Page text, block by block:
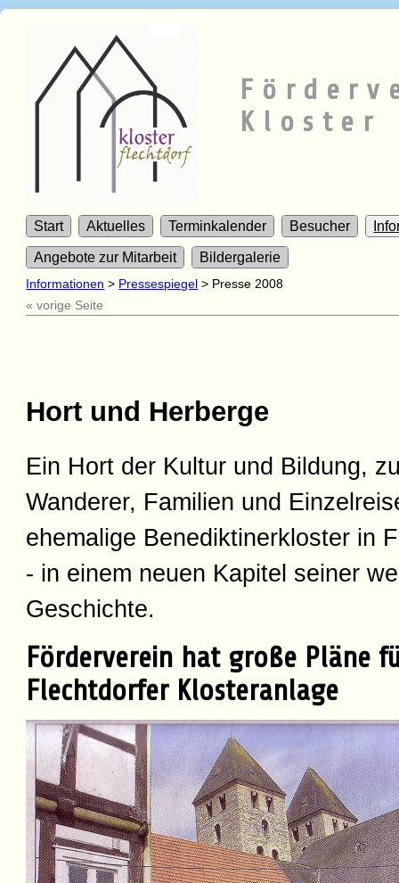
Kloster
Start Aktuelles Terminkalender Besucher
Angebote zur Mitarbeit Bildergalerie
Informationen > Pressespiegel > Presse 2008
« vorige Seite
Hort und Herberge
Ein Hort der Kultur und Bildung,
Wanderer, Familien und
ehemalige Benediktinerkloster in
- in einem neuen Kapitel seiner
Geschichte.
Förderverein hat große Pläne
Flechtdorfer Klosteranlage